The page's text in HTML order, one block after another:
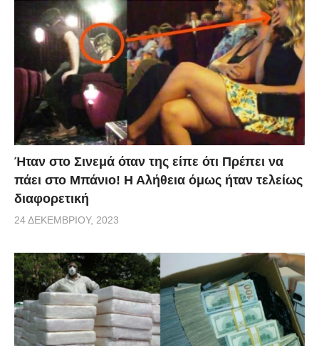
Ήταν στο Σινεμά όταν της είπε ότι Πρέπει να
πάει στο Μπάνιο! Η Αλήθεια όμως ήταν τελείως
διαφορετική
24 ΔΕΚΕΜΒΡΊΟΥ, 2023